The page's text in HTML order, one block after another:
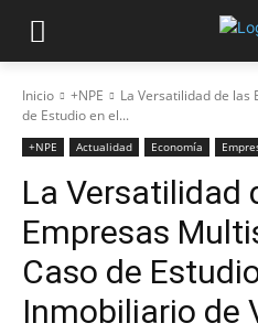
Inicio +NPE
La Versatilidad de las
de Estudio en el...
+NPE Actualidad Economía
La Versatilidad
Empresas
Caso de
Inmobiliario de